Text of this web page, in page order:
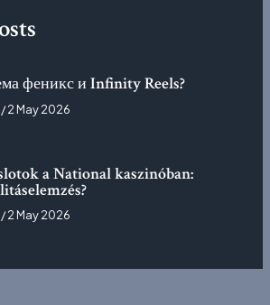
феникс и Infinity Reels?
/2 May 2026
a National kaszinóban:
/2 May 2026